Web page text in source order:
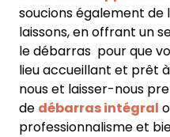
soucions également de
laissons, en offrant un
le débarras pour que
lieu accueillant et prêt
nous et laisser-nous
de débarras intégral
professionnalisme et